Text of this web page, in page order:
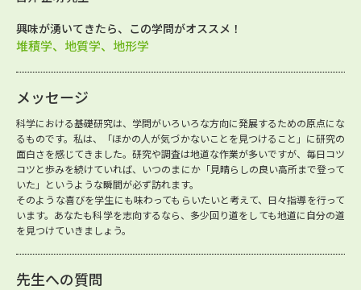
興味が湧いてきたら、この学問がオススメ！
堆積学、地質学、地形学
メッセージ
科学における基礎研究は、学問がいろいろな方向に発展するための原点にな
るものです。私は、「ほかの人が気づかないことを見つけること」に研究の
面白さを感じてきました。研究や調査は地道な作業が多いですが、毎日コツ
コツと歩みを続けていれば、いつのまにか「見晴らしの良い高所まで登って
いた」というような瞬間が必ず訪れます。
そのような喜びを学生にも味わってもらいたいと考えて、日々指導を行って
います。あなたも科学を志向するなら、多少回り道をしても地道に自分の道
を見つけていきましょう。
先生への質問